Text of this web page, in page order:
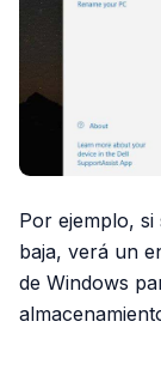
Por ejemplo, si
baja, verá un
de Windows